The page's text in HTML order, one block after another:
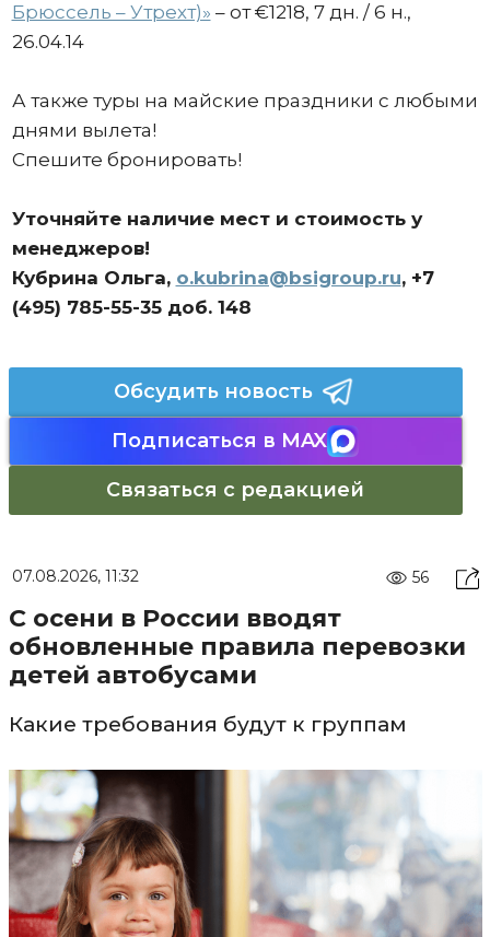
Брюссель – Утрехт)» – от €1218, 7 дн. / 6 н.,
26.04.14
А также туры на майские праздники с любыми
днями вылета!
Спешите бронировать!
Уточняйте наличие мест и стоимость у
менеджеров!
Кубрина Ольга, o.kubrina@bsigroup.ru, +7
(495) 785-55-35 доб. 148
Обсудить новость
Подписаться в MAX
Связаться с редакцией
07.08.2026, 11:32 56
С осени в России вводят
обновленные правила перевозки
детей автобусами
Какие требования будут к группам